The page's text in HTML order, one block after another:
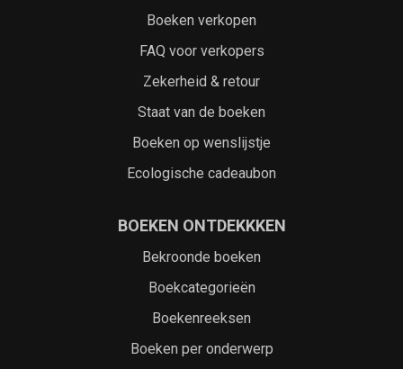
Boeken verkopen
FAQ voor verkopers
Zekerheid & retour
Staat van de boeken
Boeken op wenslijstje
Ecologische cadeaubon
BOEKEN ONTDEKKKEN
Bekroonde boeken
Boekcategorieën
Boekenreeksen
Boeken per onderwerp